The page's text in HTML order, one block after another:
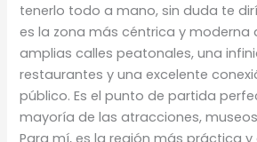
tenerlo todo a mano, sin duda te
es la zona más céntrica y moderna
amplias calles peatonales, una
restaurantes y una excelente
público. Es el punto de partida
mayoría de las atracciones,
Para mí, es la región más práctica